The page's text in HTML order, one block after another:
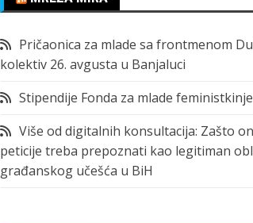
Pričaonica za mlade sa frontmenom
kolektiv 26. avgusta u Banjaluci
Stipendije Fonda za mlade feministkinje
Više od digitalnih konsultacija: Zašto
peticije treba prepoznati kao legitiman
građanskog učešća u BiH